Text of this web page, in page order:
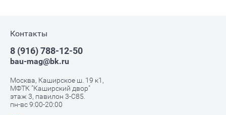
Контакты
8 (916) 788-12-50
bau-mag@bk.ru
Москва, Каширское ш. 19 к1,
МФТК "Каширский двор"
этаж 3, павилон 3-С85.
пн-вс 9:00-20:00